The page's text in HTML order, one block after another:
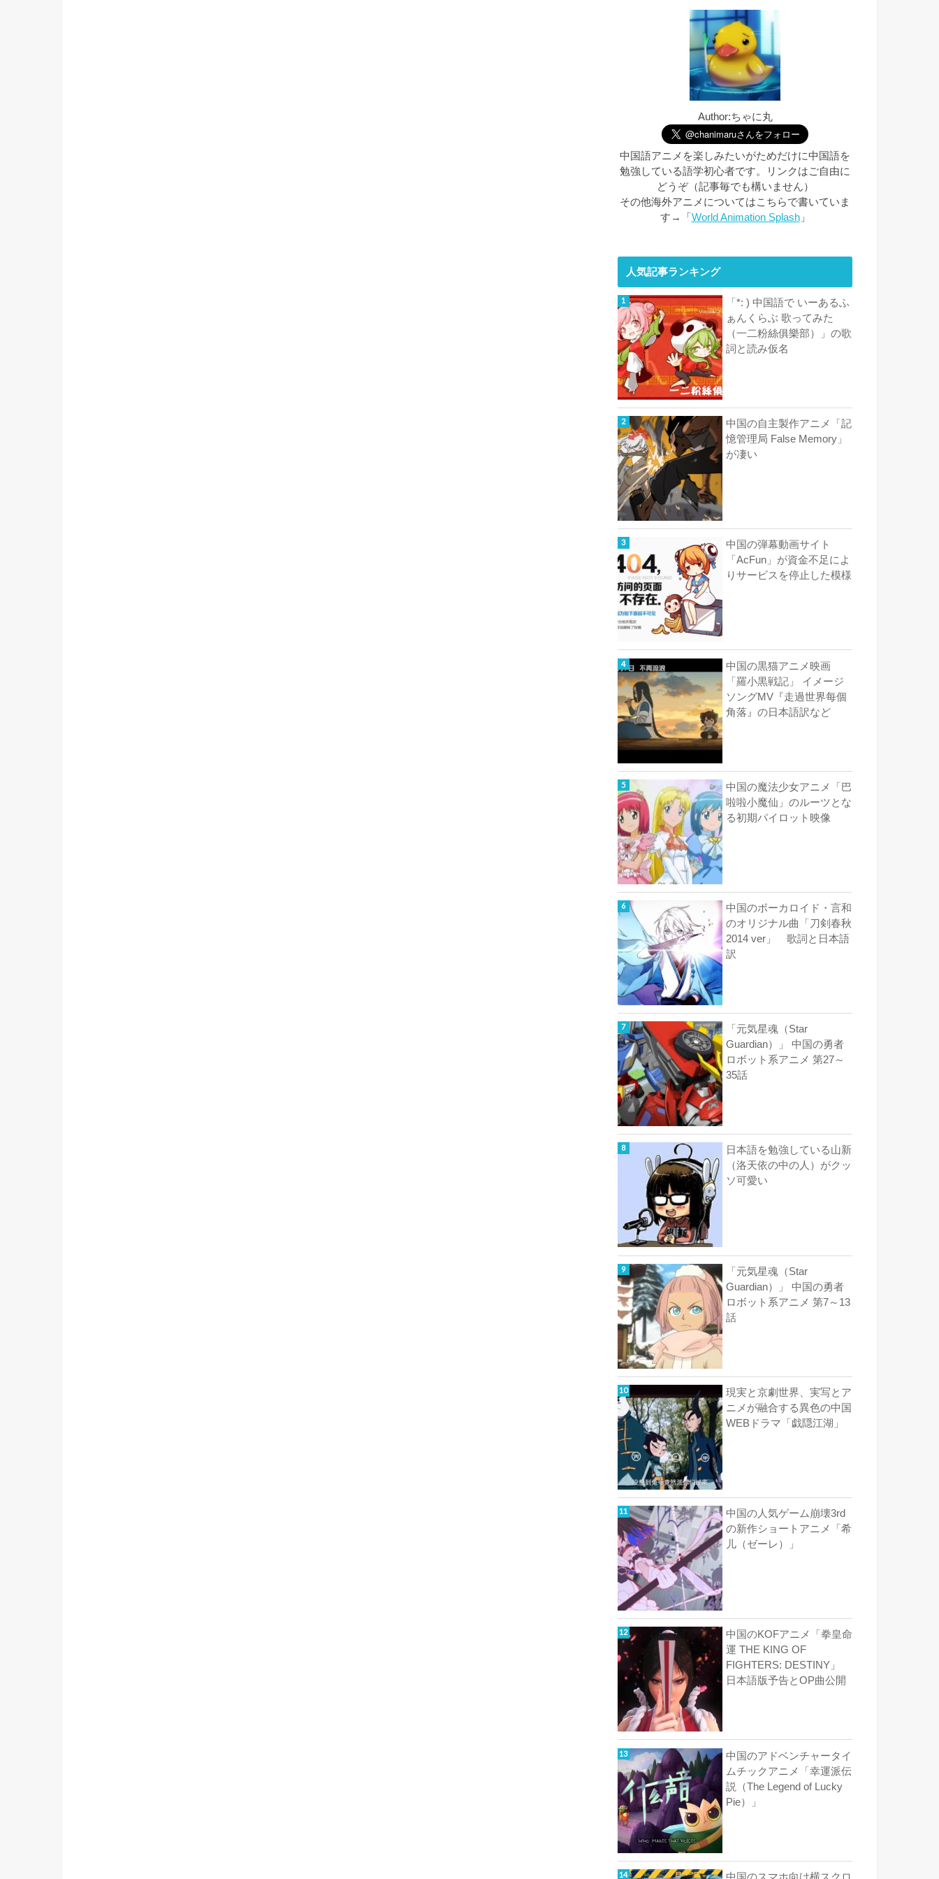
Author:ちゃに丸
中国語アニメを楽しみたいがためだけに中国語を
勉強している語学初心者です。リンクはご自由に
どうぞ（記事毎でも構いません）
その他海外アニメについてはこちらで書いていま
す→「 World Animation Splash」
人気記事ランキング
「*: ) 中国語で いーあるふ
ぁんくらぶ 歌ってみた
（一二粉絲俱樂部）」の歌
詞と読み仮名
中国の自主製作アニメ「記
憶管理局 False Memory」
が凄い
中国の弾幕動画サイト
「AcFun」が資金不足によ
りサービスを停止した模様
中国の黒猫アニメ映画
「羅小黒戦記」 イメージ
ソングMV『走過世界每個
角落』の日本語訳など
中国の魔法少女アニメ「巴
啦啦小魔仙」のルーツとな
る初期パイロット映像
中国のボーカロイド・言和
のオリジナル曲「刀剣春秋
2014 ver」 歌詞と日本語
訳
「元気星魂（Star
Guardian）」 中国の勇者
ロボット系アニメ 第27～
35話
日本語を勉強している山新
（洛天依の中の人）がクッ
ソ可愛い
「元気星魂（Star
Guardian）」 中国の勇者
ロボット系アニメ 第7～13
話
現実と京劇世界、実写とア
ニメが融合する異色の中国
WEBドラマ「戯隠江湖」
中国の人気ゲーム崩壊3rd
の新作ショートアニメ「希
儿（ゼーレ）」
中国のKOFアニメ「拳皇命
運 THE KING OF
FIGHTERS: DESTINY」
日本語版予告とOP曲公開
中国のアドベンチャータイ
ムチックアニメ「幸運派伝
説（The Legend of Lucky
Pie）」
中国のスマホ向け横スクロ